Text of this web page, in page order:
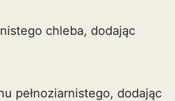
chleba, dodając
pełnoziarnistego, dodając